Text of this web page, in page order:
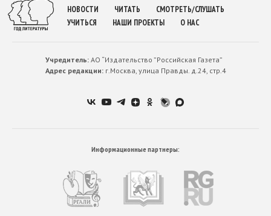
НОВОСТИ ЧИТАТЬ
СМОТРЕТЬ/СЛУШАТЬ
УЧИТЬСЯ
НАШИ ПРОЕКТЫ О НАС
Учредитель:АО “Издательство ”Российская Газета”
Адрес редакции:г.Москва, улица Правды. д.24, стр.4
Информационные партнеры: